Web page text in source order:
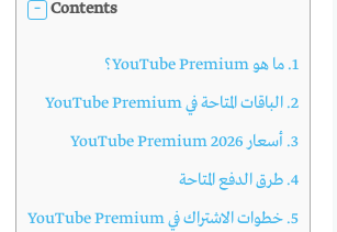
Contents
1. ما هو YouTube Premium؟
2. الباقات المتاحة في YouTube Premium
3. أسعار YouTube Premium 2026
4. طرق الدفع المتاحة
5. خطوات الاشتراك في YouTube Premium